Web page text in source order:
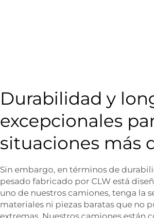
Durabilidad y
excepcionales
situaciones más
Sin embargo, en términos de
pesado fabricado por CLW está
uno de nuestros camiones, tenga la
materiales ni piezas baratas que no
extremas. Nuestros camiones están